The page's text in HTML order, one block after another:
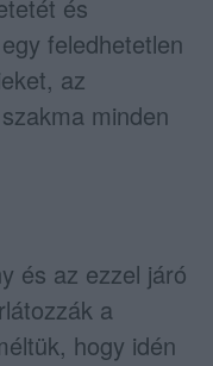
és
feledhetetlen
az
minden
és az ezzel járó
a
hogy idén